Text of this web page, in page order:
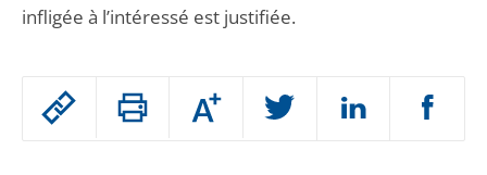
Passer
Augmenter
ou
infligée à l’intéressé est justifiée.